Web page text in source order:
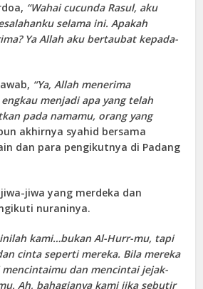
“Wahai cucunda Rasul, aku
selama ini. Apakah
Ya Allah aku bertaubat kepada-
“Ya, Allah menerima
menjadi apa yang telah
pada namamu, orang yang
akhirnya syahid bersama
dan para pengikutnya di Padang
jiwa yang merdeka dan
nuraninya.
inilah kami…bukan Al-Hurr-mu, tapi
cinta seperti mereka. Bila mereka
dan mencintai jejak-
Ah, bahagianya kami jika sebutir